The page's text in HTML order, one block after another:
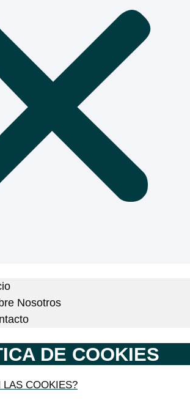
Nosotros
DE COOKIES
LAS COOKIES?